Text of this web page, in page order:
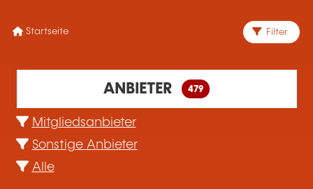
Startseite Filter
479 gefundene Bildungseinrichtung(en)
ANBIETER 479
Mitgliedsanbieter
Sonstige Anbieter
Alle